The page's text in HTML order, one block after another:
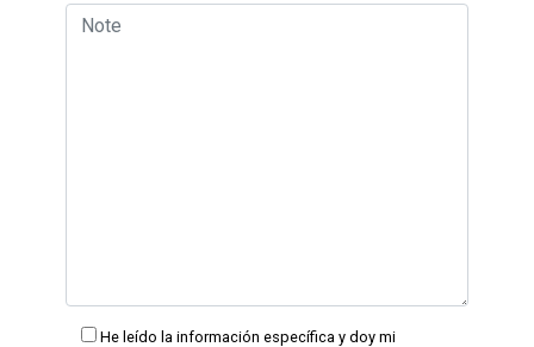
He leído la información específica y doy mi